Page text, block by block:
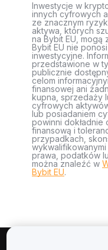
Inwestycje w
innych cyfrowych
ze znacznym
aktywa, których
na Bybit EU, mogą
Bybit EU nie
inwestycyjne.
przedstawione w
publicznie
celom
finansowej ani
kupna, sprzedaży
cyfrowych
lub posiadaniem
powinni dokładnie
finansową i
przypadkach,
prawa, podatków
można znaleźć w
Bybit EU.